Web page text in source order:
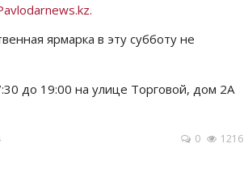
ярмарка в эту субботу не
до 19:00 на улице Торговой, дом 2А
0 1216